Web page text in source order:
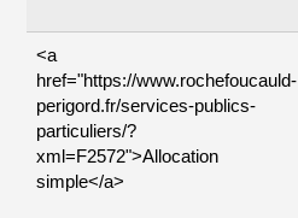
<a
href="https://www.rochefoucauld-
perigord.fr/services-publics-
particuliers/?
xml=F2572">Allocation
simple</a>